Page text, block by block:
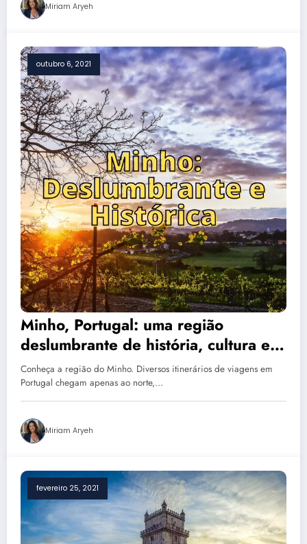
Miriam Aryeh
outubro 6, 2021
Minho, Portugal: uma região
deslumbrante de história, cultura e
gastronomia
Conheça a região do Minho. Diversos itinerários de viagens em
Portugal chegam apenas ao norte,…
Miriam Aryeh
fevereiro 25, 2021